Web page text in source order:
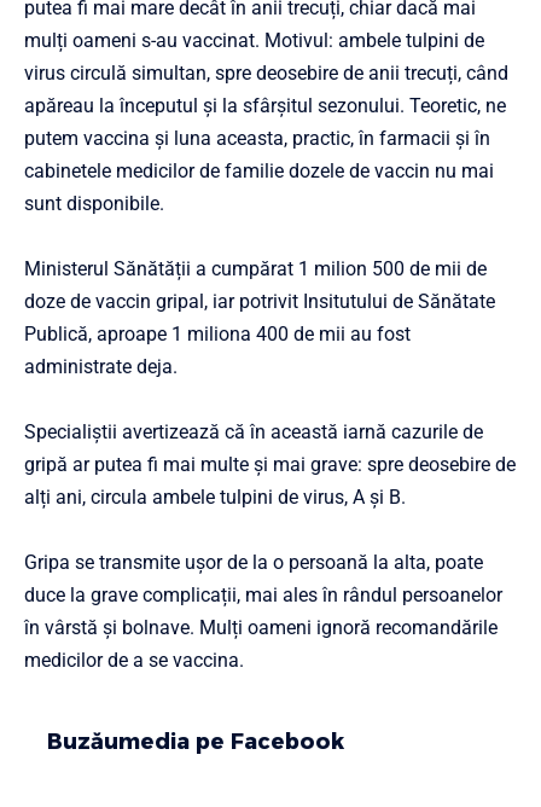
putea fi mai mare decât în anii trecuți, chiar dacă mai
mulți oameni s-au vaccinat. Motivul: ambele tulpini de
virus circulă simultan, spre deosebire de anii trecuți, când
apăreau la începutul și la sfârșitul sezonului. Teoretic, ne
putem vaccina și luna aceasta, practic, în farmacii și în
cabinetele medicilor de familie dozele de vaccin nu mai
sunt disponibile.
Ministerul Sănătății a cumpărat 1 milion 500 de mii de
doze de vaccin gripal, iar potrivit Insitutului de Sănătate
Publică, aproape 1 miliona 400 de mii au fost
administrate deja.
Specialiștii avertizează că în această iarnă cazurile de
gripă ar putea fi mai multe şi mai grave: spre deosebire de
alți ani, circula ambele tulpini de virus, A și B.
Gripa se transmite ușor de la o persoană la alta, poate
duce la grave complicații, mai ales în rândul persoanelor
în vârstă și bolnave. Mulți oameni ignoră recomandările
medicilor de a se vaccina.
Buzăumedia pe Facebook